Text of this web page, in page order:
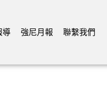
導 強尼月報 聯繫我們